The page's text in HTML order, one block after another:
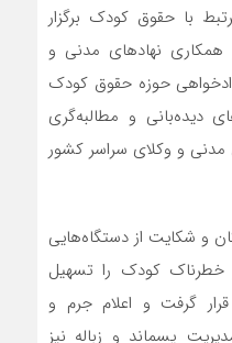
با حقوق کودک برگزار
نهادهای مدنی و
حوزه حقوق کودک
دیده‌بانی و مطالبه‌گری
و وکلای سراسر کشور
و شکایت از دستگاه‌هایی
خطرناک کودک را تسهیل
گرفت و اعلام جرم و
پسماند و زباله نیز